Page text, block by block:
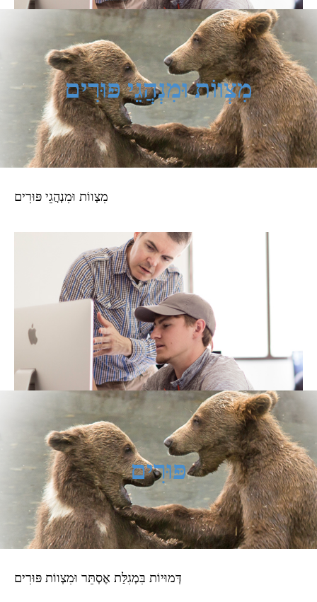
מִצְווֹת וּמִנְהֲגֵי פּוּרִים
מִצְווֹת וּמִנְהֲגֵי פּוּרִים
פּוּרִים
דְּמוּיוֹת בִּמְגִלַּת אֶסְתֵּר וּמִצְווֹת פּוּרִים